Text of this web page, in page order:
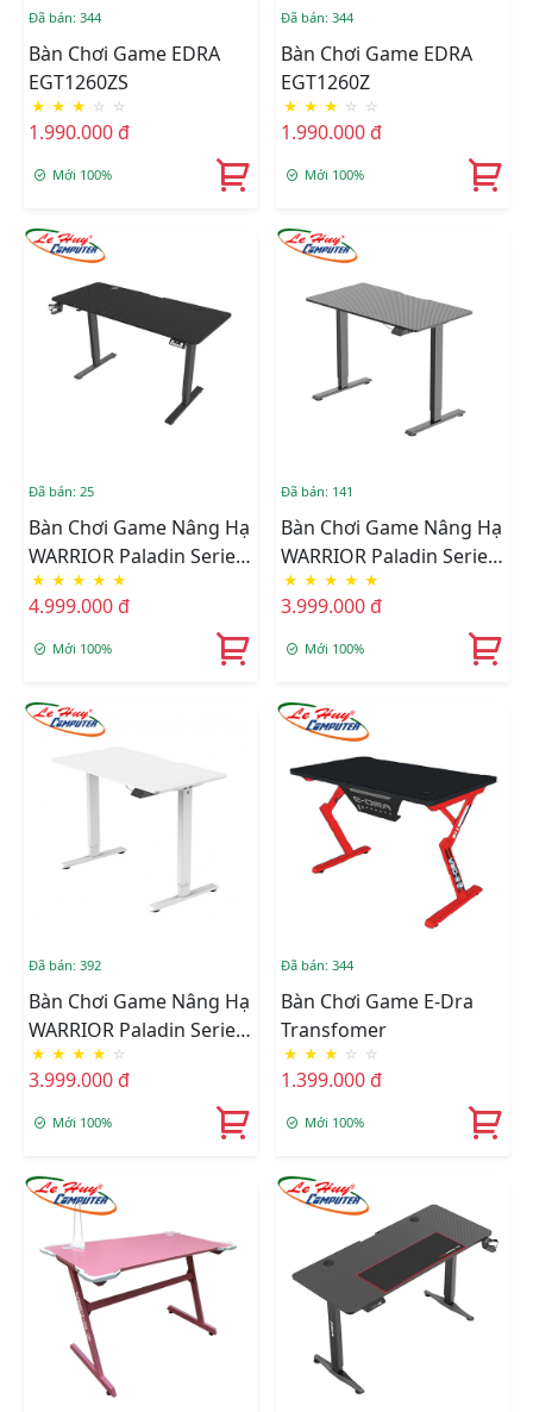
Đã bán: 344
Bàn Chơi Game EDRA
EGT1260ZS
★ ★ ★ ☆ ☆
1.990.000 đ
Mới 100%
Đã bán: 344
Bàn Chơi Game EDRA
EGT1260Z
★ ★ ★ ☆ ☆
1.990.000 đ
Mới 100%
Đã bán: 25
Bàn Chơi Game Nâng Hạ
WARRIOR Paladin Series
WGT606 Pro Black
★ ★ ★ ★ ★
4.999.000 đ
Mới 100%
Đã bán: 141
Bàn Chơi Game Nâng Hạ
WARRIOR Paladin Series
WGT604 (Đen)
★ ★ ★ ★ ★
3.999.000 đ
Mới 100%
Đã bán: 392
Bàn Chơi Game Nâng Hạ
WARRIOR Paladin Series
WGT604 (Trắng)
★ ★ ★ ★ ☆
3.999.000 đ
Mới 100%
Đã bán: 344
Bàn Chơi Game E-Dra
Transfomer
★ ★ ★ ☆ ☆
1.399.000 đ
Mới 100%